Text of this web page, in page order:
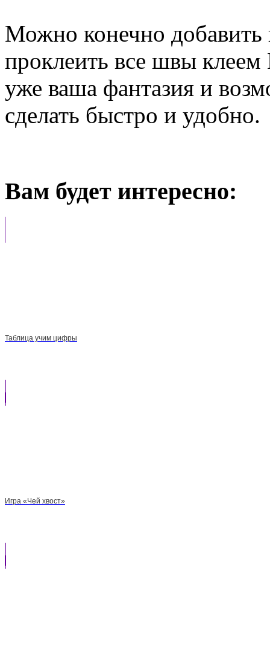
Можно конечно добавить
проклеить все швы
уже ваша фантазия и
сделать быстро и удобно.
Вам будет интересно:
Таблица учим цифры
Игра «Чей хвост»